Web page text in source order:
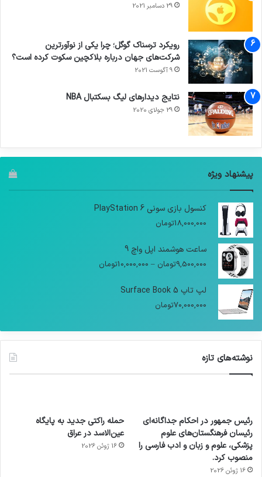
29 دسامبر 2021
رویکرد ترسناک گوگل؛ چرا یکی از نوآورترین
شرکت‌های جهان درباره بلاکچین سکوت کرده است؟
9 آگوست 2021
نتایج دیدار‌های لیگ بسکتبال NBA
29 جولای 2020
پیشنهاد ویژه
کنسول بازی سونی PlayStation 6
18,000,000تومان
ساعت هوشمند اپل واچ 9
9,500,000تومان –
10,000,000تومان
لپ تاپ Surface Book 5
70,000,000تومان
نوشته‌های تازه
رئیس جمهور در احکام جداگانه‌ای
رئیسان فرهنگستان‌های علوم
پزشکی، علوم و زبان و ادب فارسی را
منصوب کرد.
16 ژوئن 2026
حمله راکتی جدید به پایگاه
عین‌الاسد در عراق
16 ژوئن 2026